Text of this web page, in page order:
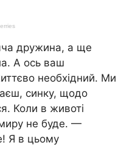
дружина, а ще
А ось ваш
необхідний. Ми
синку, щодо
Коли в животі
не буде. —
Я в цьому